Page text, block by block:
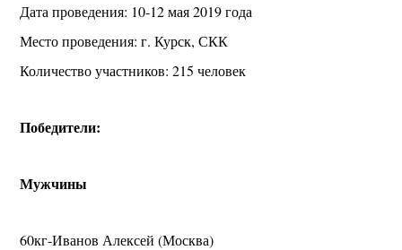
Дата проведения: 10-12 мая 2019 года
Место проведения: г. Курск, СКК
Количество участников: 215 человек
Победители:
Мужчины
60кг-Иванов Алексей (Москва)